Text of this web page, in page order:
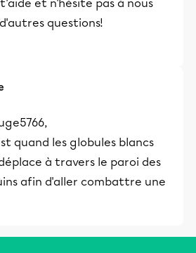
dans la réussite
et n'hésite pas à nous
questions!
quand les globules blancs
à travers le paroi des
afin d'aller combattre une